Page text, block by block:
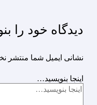
دیدگاه‌ خود را
نشانی ایمیل شما منتشر
اینجا بنویسید…